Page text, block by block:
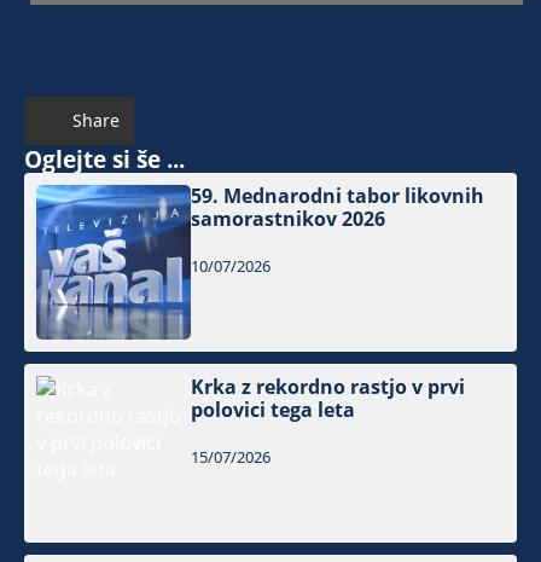
Share
Oglejte si še ...
59. Mednarodni tabor likovnih
samorastnikov 2026
10/07/2026
Krka z rekordno rastjo v prvi
polovici tega leta
15/07/2026